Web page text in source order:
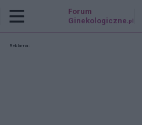
Forum
Ginekologiczne .pl
Reklama: